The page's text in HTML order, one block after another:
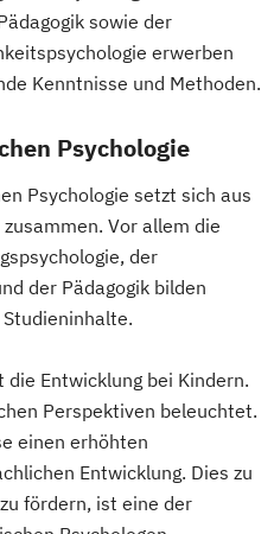
sowie der
erwerben
Kenntnisse und Methoden.
Psychologie
Psychologie setzt sich aus
Vor allem die
der
der Pädagogik bilden
Entwicklung bei Kindern.
Perspektiven beleuchtet.
einen erhöhten
Entwicklung. Dies zu
fördern, ist eine der